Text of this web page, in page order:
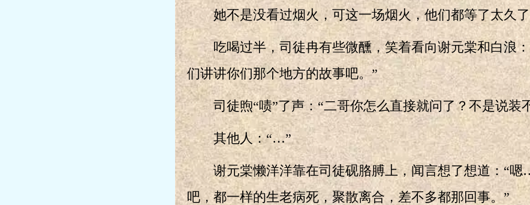
她不是没看过烟火，可这一场烟火，他们都等了太久
吃喝过半，司徒冉有些微醺，笑着看向谢元棠和白浪：
们讲讲你们那个地方的故事吧。”
司徒煦“啧”了声：“二哥你怎么直接就问了？不是说装
其他人：“…”
谢元棠懒洋洋靠在司徒砚胳膊上，闻言想了想道：“嗯
吧，都一样的生老病死，聚散离合，差不多都那回事。”